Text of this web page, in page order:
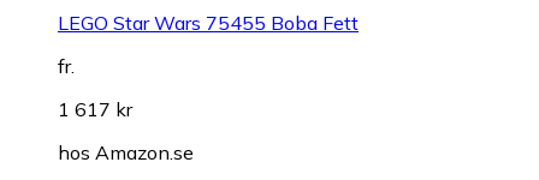
LEGO Star Wars 75455 Boba Fett
fr.
1 617 kr
hos Amazon.se